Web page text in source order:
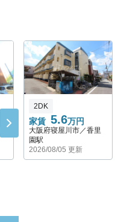
家賃 5.6万円
2DK
大阪府寝屋川市／香里
園駅
2026/08/05 更新